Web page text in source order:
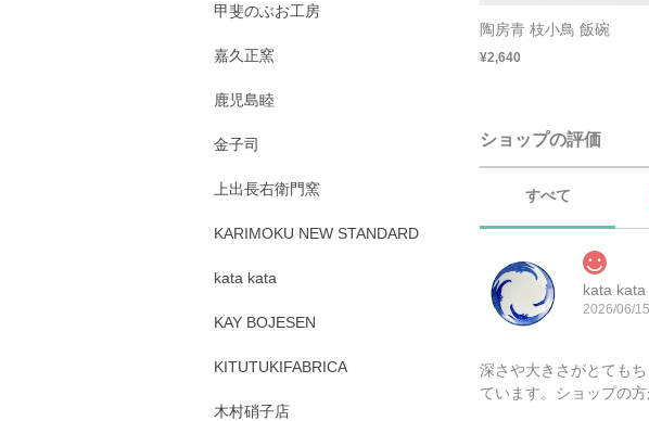
陶房青 枝小鳥 飯碗
¥2,640
ショップの評価
すべて
kata
2026/06/15
深さや大きさがとても
ています。ショップの
甲斐のぶお工房
嘉久正窯
鹿児島睦
金子司
上出長右衛門窯
KARIMOKU NEW STANDARD
kata kata
KAY BOJESEN
KITUTUKIFABRICA
木村硝子店